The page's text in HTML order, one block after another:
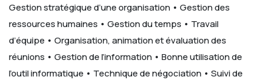
Gestion stratégique d’une organisation • Gestion des
ressources humaines • Gestion du temps • Travail
d’équipe • Organisation, animation et évaluation des
réunions • Gestion de l’information • Bonne utilisation de
l’outil informatique • Technique de négociation • Suivi de